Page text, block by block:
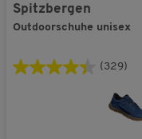
Spitzbergen
Outdoorschuhe unisex
(329)